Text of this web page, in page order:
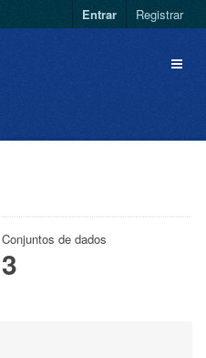
Entrar Registrar
Conjuntos de dados
3